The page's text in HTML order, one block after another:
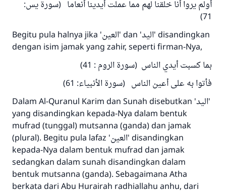
أولم يروا أنا خلقنا لهم مما عملت أيدينا أنعاما (سورة يس:
71)
Begitu pula halnya jika 'العين' dan 'اليد' disandingkan
dengan isim jamak yang zahir, seperti firman-Nya,
بما كسبت أيدي الناس (سورة الروم : 41)
فأتوا به على أعين الناس (سورة الأنبياء: 61)
Dalam Al-Quranul Karim dan Sunah disebutkan 'اليد'
yang disandingkan kepada-Nya dalam bentuk
mufrad (tunggal) mutsanna (ganda) dan jamak
(plural). Begitu pula lafaz 'العين' disandingkan
kepada-Nya dalam bentuk mufrad dan jamak
sedangkan dalam sunah disandingkan dalam
bentuk mutsanna (ganda). Sebagaimana Atha
berkata dari Abu Hurairah radhiallahu anhu, dari
Jawaban no. 110845
Bantu kami dalam memberikan jawaban untuk umat
Rasulullah ﷺ bersabda
"Siapa yang menunjukkan suatu kebaikan,
meka dia akan mendapatkan pahala yang
sama dengan orang yang melakukannya"
MUSLIM, 1893
Saham